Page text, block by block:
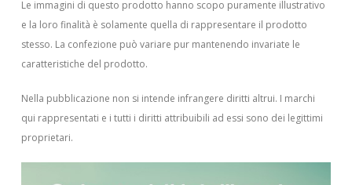
Le immagini di questo prodotto hanno scopo puramente illustrativo
e la loro finalità è solamente quella di rappresentare il prodotto
stesso. La confezione può variare pur mantenendo invariate le
caratteristiche del prodotto.
Nella pubblicazione non si intende infrangere diritti altrui. I marchi
qui rappresentati e i tutti i diritti attribuibili ad essi sono dei legittimi
proprietari.